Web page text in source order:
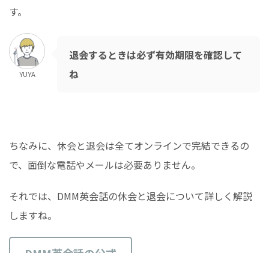
す。
YUYA
退会するときは必ず有効期限を確認して
ね
ちなみに、休会と退会は全てオンラインで完結できるの
で、面倒な電話やメールは必要ありません。
それでは、DMM英会話の休会と退会について詳しく解説
しますね。